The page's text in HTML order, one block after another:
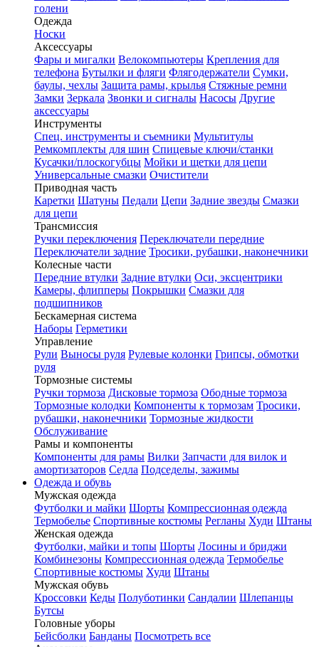
голени
Одежда
Носки
Аксессуары
Фары и мигалки Велокомпьютеры Крепления для
телефона Бутылки и фляги Флягодержатели Сумки,
баулы, чехлы Защита рамы, крылья Стяжные ремни
Замки Зеркала Звонки и сигналы Насосы Другие
аксессуары
Инструменты
Спец. инструменты и съемники Мультитулы
Ремкомплекты для шин Спицевые ключи/станки
Кусачки/плоскогубцы Мойки и щетки для цепи
Универсальные смазки Очистители
Приводная часть
Каретки Шатуны Педали Цепи Задние звезды Смазки
для цепи
Трансмиссия
Ручки переключения Переключатели передние
Переключатели задние Тросики, рубашки, наконечники
Колесные части
Передние втулки Задние втулки Оси, эксцентрики
Камеры, флипперы Покрышки Смазки для
подшипников
Бескамерная система
Наборы Герметики
Управление
Рули Выносы руля Рулевые колонки Грипсы, обмотки
руля
Тормозные системы
Ручки тормоза Дисковые тормоза Ободные тормоза
Тормозные колодки Компоненты к тормозам Тросики,
рубашки, наконечники Тормозные жидкости
Обслуживание
Рамы и компоненты
Компоненты для рамы Вилки Запчасти для вилок и
амортизаторов Седла Подседелы, зажимы
Одежда и обувь
Мужская одежда
Футболки и майки Шорты Компрессионная одежда
Термобелье Спортивные костюмы Регланы Худи Штаны
Женская одежда
Футболки, майки и топы Шорты Лосины и бриджи
Комбинезоны Компрессионная одежда Термобелье
Спортивные костюмы Худи Штаны
Мужская обувь
Кроссовки Кеды Полуботинки Сандалии Шлепанцы
Бутсы
Головные уборы
Бейсболки Банданы Посмотреть все